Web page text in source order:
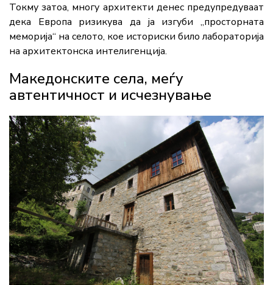
Токму затоа, многу архитекти денес предупредуваат
дека Европа ризикува да ја изгуби „просторната
меморија“ на селото, кое историски било лабораторија
на архитектонска интелигенција.
Македонските села, меѓу
автентичност и исчезнување